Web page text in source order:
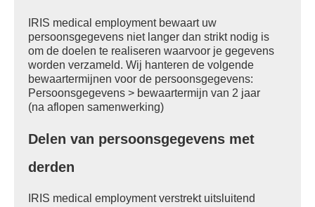
IRIS medical employment bewaart uw
persoonsgegevens niet langer dan strikt nodig is
om de doelen te realiseren waarvoor je gegevens
worden verzameld. Wij hanteren de volgende
bewaartermijnen voor de persoonsgegevens:
Persoonsgegevens > bewaartermijn van 2 jaar
(na aflopen samenwerking)
Delen van persoonsgegevens met
derden
IRIS medical employment verstrekt uitsluitend